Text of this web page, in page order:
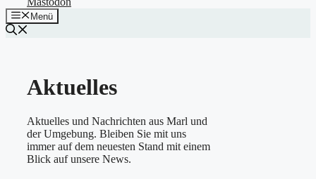
Menü
Aktuelles
Aktuelles und Nachrichten aus Marl und
der Umgebung. Bleiben Sie mit uns
immer auf dem neuesten Stand mit einem
Blick auf unsere News.